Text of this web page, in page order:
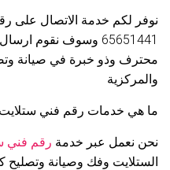
نوفر لكم خدمة الاتصال على
65651441 وسوف نقوم
محترف وذو خبرة في صيانة
والمركزية
ما هي خدمات رقم فني
نحن نعمل عبر خدمة رقم فني
الستلايت وفك وصيانة وتصليح